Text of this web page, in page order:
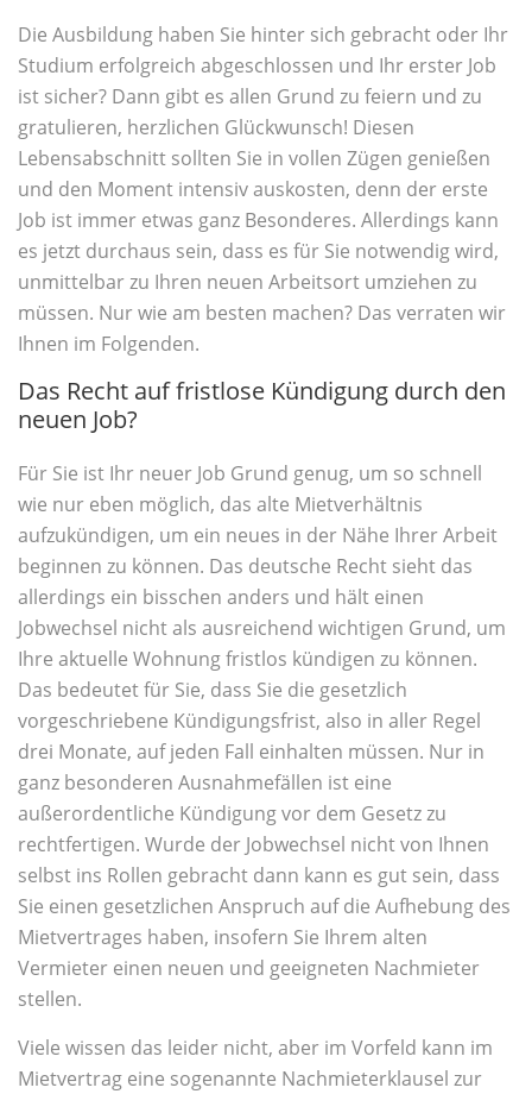
Die Ausbildung haben Sie hinter sich gebracht oder Ihr
Studium erfolgreich abgeschlossen und Ihr erster Job
ist sicher? Dann gibt es allen Grund zu feiern und zu
gratulieren, herzlichen Glückwunsch! Diesen
Lebensabschnitt sollten Sie in vollen Zügen genießen
und den Moment intensiv auskosten, denn der erste
Job ist immer etwas ganz Besonderes. Allerdings kann
es jetzt durchaus sein, dass es für Sie notwendig wird,
unmittelbar zu Ihren neuen Arbeitsort umziehen zu
müssen. Nur wie am besten machen? Das verraten wir
Ihnen im Folgenden.
Das Recht auf fristlose Kündigung durch den
neuen Job?
Für Sie ist Ihr neuer Job Grund genug, um so schnell
wie nur eben möglich, das alte Mietverhältnis
aufzukündigen, um ein neues in der Nähe Ihrer Arbeit
beginnen zu können. Das deutsche Recht sieht das
allerdings ein bisschen anders und hält einen
Jobwechsel nicht als ausreichend wichtigen Grund, um
Ihre aktuelle Wohnung fristlos kündigen zu können.
Das bedeutet für Sie, dass Sie die gesetzlich
vorgeschriebene Kündigungsfrist, also in aller Regel
drei Monate, auf jeden Fall einhalten müssen. Nur in
ganz besonderen Ausnahmefällen ist eine
außerordentliche Kündigung vor dem Gesetz zu
rechtfertigen. Wurde der Jobwechsel nicht von Ihnen
selbst ins Rollen gebracht dann kann es gut sein, dass
Sie einen gesetzlichen Anspruch auf die Aufhebung des
Mietvertrages haben, insofern Sie Ihrem alten
Vermieter einen neuen und geeigneten Nachmieter
stellen.
Viele wissen das leider nicht, aber im Vorfeld kann im
Mietvertrag eine sogenannte Nachmieterklausel zur